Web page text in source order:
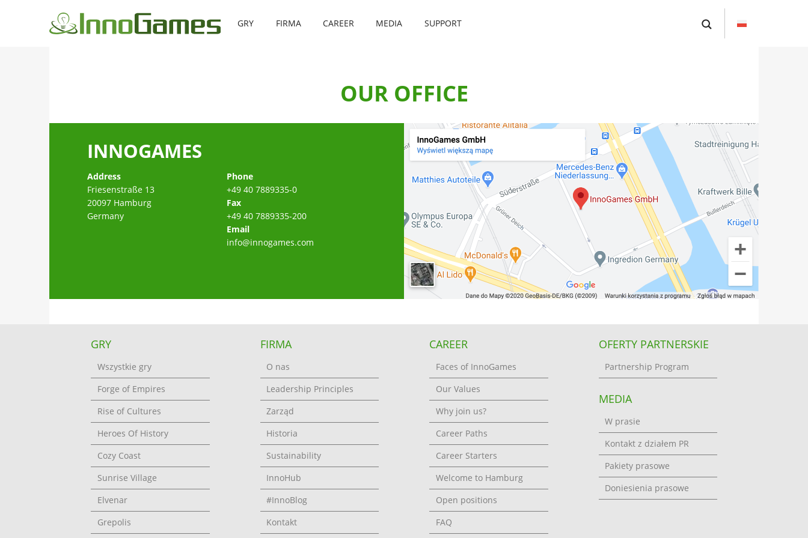
GRY FIRMA CAREER MEDIA SUPPORT
Français
Nederlands
Português brasileiro
Italiano
Español
OUR OFFICE
INNOGAMES
Address
Friesenstraße 13
20097 Hamburg
Germany
Phone
+49 40 7889335-0
Fax
+49 40 7889335-200
Email
info@innogames.com
GRY
Wszystkie gry
Forge of Empires
Rise of Cultures
Heroes Of History
Cozy Coast
Sunrise Village
Elvenar
Grepolis
FIRMA
O nas
Leadership Principles
Zarząd
Historia
Sustainability
InnoHub
#InnoBlog
Kontakt
CAREER
Faces of InnoGames
Our Values
Why join us?
Career Paths
Career Starters
Welcome to Hamburg
Open positions
FAQ
OFERTY PARTNERSKIE
Partnership Program
MEDIA
W prasie
Kontakt z działem PR
Pakiety prasowe
Doniesienia prasowe